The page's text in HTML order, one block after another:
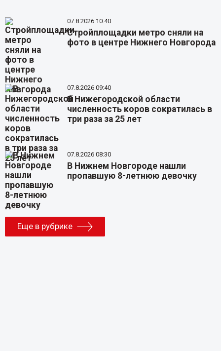
07.8.2026 10:40
Стройплощадки метро сняли на
фото в центре Нижнего Новгорода
07.8.2026 09:40
В Нижегородской области
численность коров сократилась в
три раза за 25 лет
07.8.2026 08:30
В Нижнем Новгороде нашли
пропавшую 8-летнюю девочку
Еще в рубрике